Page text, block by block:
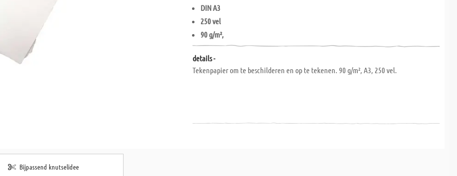
DIN A3
250 vel
90 g/m²,
details -
Tekenpapier om te beschilderen en op te tekenen. 90 g/m², A3, 250 vel.
Bijpassend knutselidee